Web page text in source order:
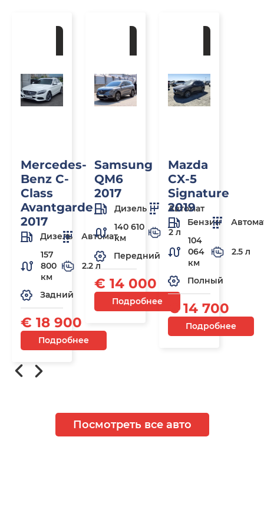
Mercedes-
Benz C-
Class
Avantgarde
2017
Дизель
Автомат
157
800
км
2.2 л
Задний
€ 18 900
Подробнее
Samsung
QM6
2017
Дизель
Автомат
140 610
км
2 л
Передний
€ 14 000
Подробнее
Mazda
CX-5
Signature
2019
Бензин
104
064
км
2.5 л
Полный
€ 14 700
Подробнее
Посмотреть все авто